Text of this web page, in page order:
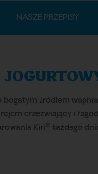
NASZE PRZEPISY
źródłem
orzeźwiający i
Kiri® każdego